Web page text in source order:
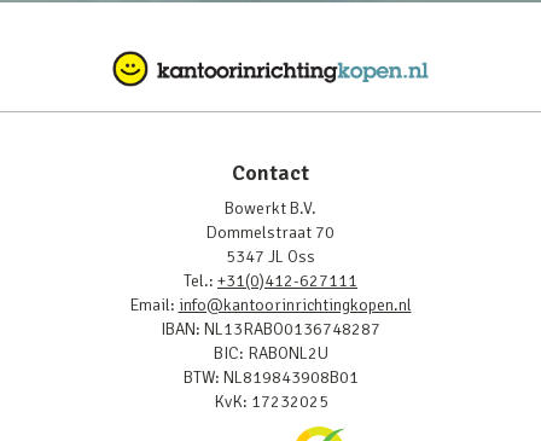
Contact
Bowerkt B.V.
Dommelstraat 70
5347 JL Oss
Tel.: +31(0)412-627111
Email: info@kantoorinrichtingkopen.nl
IBAN: NL13RABO0136748287
BIC: RABONL2U
BTW: NL819843908B01
KvK: 17232025